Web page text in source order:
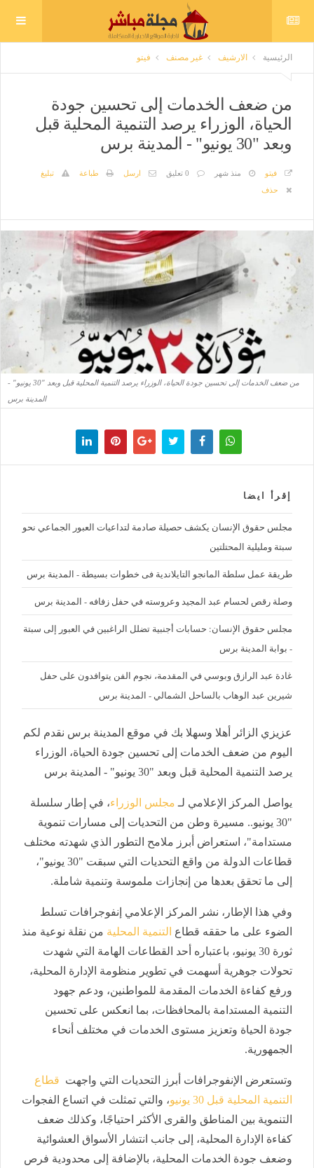
الرئيسية الارشيف غير مصنف فيتو
من ضعف الخدمات إلى تحسين جودة
الحياة، الوزراء يرصد التنمية المحلية قبل
وبعد "30 يونيو" - المدينة برس
فيتو منذ شهر 0 تعليق ارسل طباعة
تبليغ
حذف
من ضعف الخدمات إلى تحسين جودة الحياة، الوزراء يرصد التنمية المحلية قبل وبعد "30 يونيو" -
المدينة برس
إقرأ ايضا
مجلس حقوق الإنسان يكشف حصيلة صادمة لتداعيات العبور الجماعي نحو
سبتة ومليلية المحتلتين
طريقة عمل سلطة المانجو التايلاندية فى خطوات بسيطة - المدينة برس
وصلة رقص لحسام عبد المجيد وعروسته في حفل زفافه - المدينة برس
مجلس حقوق الإنسان: حسابات أجنبية تضلل الراغبين في العبور إلى سبتة
- بوابة المدينة برس
غادة عبد الرازق وبوسي في المقدمة، نجوم الفن يتوافدون على حفل
شيرين عبد الوهاب بالساحل الشمالي - المدينة برس
عزيزي الزائر أهلا وسهلا بك في موقع المدينة برس نقدم لكم
اليوم من ضعف الخدمات إلى تحسين جودة الحياة، الوزراء
يرصد التنمية المحلية قبل وبعد "30 يونيو" - المدينة برس
يواصل المركز الإعلامي لـ مجلس الوزراء، في إطار سلسلة
"30 يونيو.. مسيرة وطن من التحديات إلى مسارات تنموية
مستدامة"، استعراض أبرز ملامح التطور الذي شهدته مختلف
قطاعات الدولة من واقع التحديات التي سبقت "30 يونيو"،
إلى ما تحقق بعدها من إنجازات ملموسة وتنمية شاملة.
وفي هذا الإطار، نشر المركز الإعلامي إنفوجرافات تسلط
الضوء على ما حققه قطاع التنمية المحلية من نقلة نوعية منذ
ثورة 30 يونيو، باعتباره أحد القطاعات الهامة التي شهدت
تحولات جوهرية أسهمت في تطوير منظومة الإدارة المحلية،
ورفع كفاءة الخدمات المقدمة للمواطنين، ودعم جهود
التنمية المستدامة بالمحافظات، بما انعكس على تحسين
جودة الحياة وتعزيز مستوى الخدمات في مختلف أنحاء
الجمهورية.
وتستعرض الإنفوجرافات أبرز التحديات التي واجهت قطاع
التنمية المحلية قبل 30 يونيو
، والتي تمثلت في اتساع الفجوات
التنموية بين المناطق والقرى الأكثر احتياجًا، وكذلك ضعف
كفاءة الإدارة المحلية، إلى جانب انتشار الأسواق العشوائية
وضعف جودة الخدمات المحلية، بالإضافة إلى محدودية فرص